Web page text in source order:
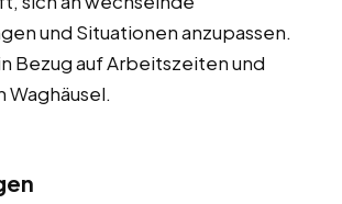
und Situationen anzupassen.
Bezug auf Arbeitszeiten und
Waghäusel.